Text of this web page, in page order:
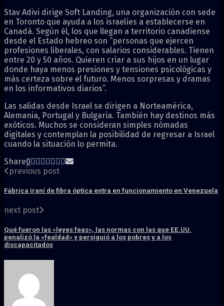
Stav Adivi dirige Soft Landing, una organización con sede
en Toronto que ayuda a los israelíes a establecerse en
Canadá. Según él, los que llegan a territorio canadiense
desde el Estado hebreo son “personas que ejercen
profesiones liberales, con salarios considerables. Tienen
entre 20 y 50 años. Quieren criar a sus hijos en un lugar
donde haya menos presiones y tensiones psicológicas y
más certeza sobre el futuro. Menos sorpresas y dramas
en los informativos diarios”.
Las salidas desde Israel se dirigen a Norteamérica,
Alemania, Portugal y Bulgaria. También hay destinos más
exóticos. Muchos se consideran simples nómadas
digitales y contemplan la posibilidad de regresar a Israel
cuando la situación lo permita.
Share0
previous post
Fábrica iraní de fibra óptica entra en funcionamiento en Venezuela
next post
Qué fueron las «leyes feas», las normas con las que EE.UU.
penalizó la «fealdad» y persiguió a los pobres y a los
discapacitados